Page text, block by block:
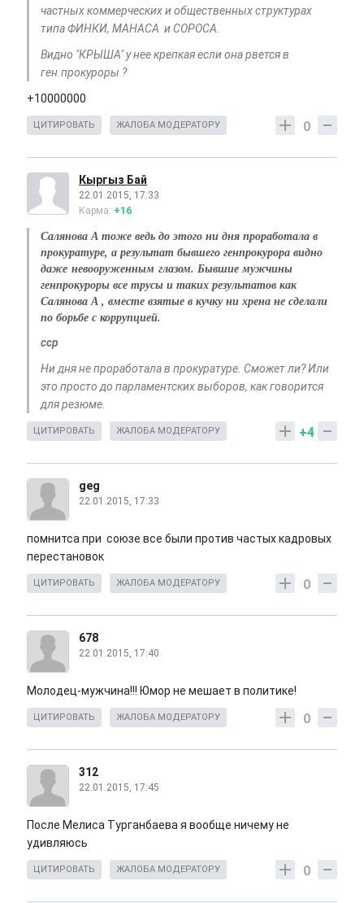
частных коммерческих и общественных структурах
типа ФИНКИ, МАНАСА и СОРОСА.
Видно "КРЫША" у нее крепкая если она рвется в
ген.прокуроры ?
+10000000
0
ЦИТИРОВАТЬ ЖАЛОБА МОДЕРАТОРУ
Кыргыз Бай
22.01.2015, 17:33
Карма: +16
Салянова А тоже ведь до этого ни дня проработала в
прокуратуре, а результат бывшего генпрокурора видно
даже невооруженным глазом. Бывшие мужчины
генпрокуроры все трусы и таких результатов как
Салянова А , вместе взятые в кучку ни хрена не сделали
по борьбе с коррупцией.
сср
Ни дня не проработала в прокуратуре. Сможет ли? Или
это просто до парламентских выборов, как говорится
для резюме.
+4
ЦИТИРОВАТЬ ЖАЛОБА МОДЕРАТОРУ
geg
22.01.2015, 17:33
помнитса при союзе все были против частых кадровых
перестановок
0
ЦИТИРОВАТЬ ЖАЛОБА МОДЕРАТОРУ
678
22.01.2015, 17:40
Молодец-мужчина!!! Юмор не мешает в политике!
0
ЦИТИРОВАТЬ ЖАЛОБА МОДЕРАТОРУ
312
22.01.2015, 17:45
После Мелиса Турганбаева я вообще ничему не
удивляюсь
0
ЦИТИРОВАТЬ ЖАЛОБА МОДЕРАТОРУ